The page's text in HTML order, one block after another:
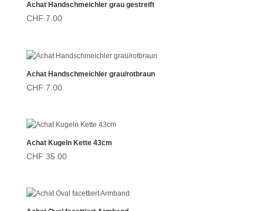
Achat Handschmeichler grau gestreift
CHF 7.00
Achat Handschmeichler grau/rotbraun
CHF 7.00
Achat Kugeln Kette 43cm
CHF 35.00